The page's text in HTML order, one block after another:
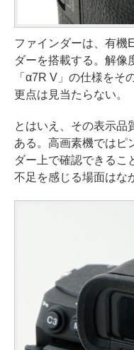
ファインダーは、有機
ダーを搭載する。解像
「α7R V」の仕様をそ
更点は見当たらない。
とはいえ、その表示品
ある。高画素機ではピ
ダー上で確認できるこ
不足を感じる場面はな